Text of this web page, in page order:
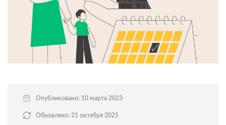
Опубликовано: 10 марта 2023
Обновлено: 21 октября 2025